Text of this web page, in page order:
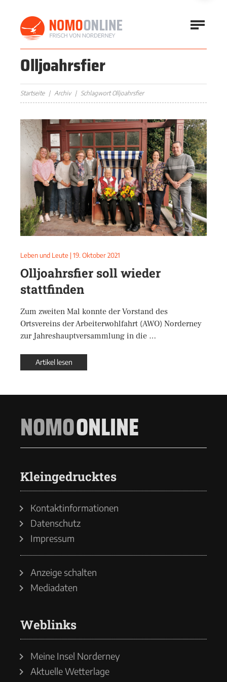
Olljoahrsfier
Startseite Archiv Schlagwort Olljoahrsfier
Leben und Leute | 19. Oktober 2021
Olljoahrsfier soll wieder
stattfinden
Zum zweiten Mal konnte der Vorstand des
Ortsvereins der Arbeiterwohlfahrt (AWO) Norderney
zur Jahreshauptversammlung in die …
Artikel lesen
NOMOONLINE
Kleingedrucktes
Kontaktinformationen
Datenschutz
Impressum
Anzeige schalten
Mediadaten
Weblinks
Meine Insel Norderney
Aktuelle Wetterlage